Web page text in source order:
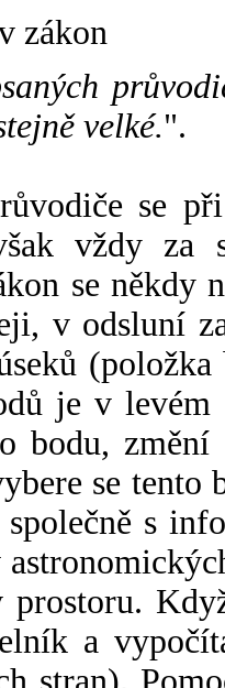
zákon
velké.".
se
vždy za
se někdy
v odsluní
je v
bodu,
se tento
s
a